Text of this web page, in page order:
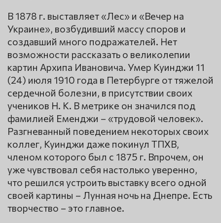
В 1878 г. выставляет «Лес» и «Вечер на
Украине», возбудивший массу споров и
создавший много подражателей. Нет
возможности рассказать о великолепии
картин Архипа Ивановича. Умер Куинджи 11
(24) июля 1910 года в Петербурге от тяжелой
сердечной болезни, в присутствии своих
учеников Н. К. В метрике он значился под
фамилией Еменджи – «трудовой человек».
Разгневанный поведением некоторых своих
коллег, Куинджи даже покинул ТПХВ,
членом которого был с 1875 г. Впрочем, он
уже чувствовал себя настолько уверенно,
что решился устроить выставку всего одной
своей картины – Лунная ночь на Днепре. Есть
творчество – это главное.